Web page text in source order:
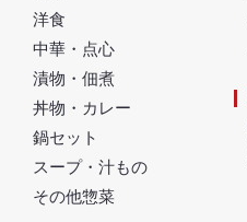
洋食
中華・点心
漬物・佃煮
丼物・カレー
鍋セット
スープ・汁もの
その他惣菜